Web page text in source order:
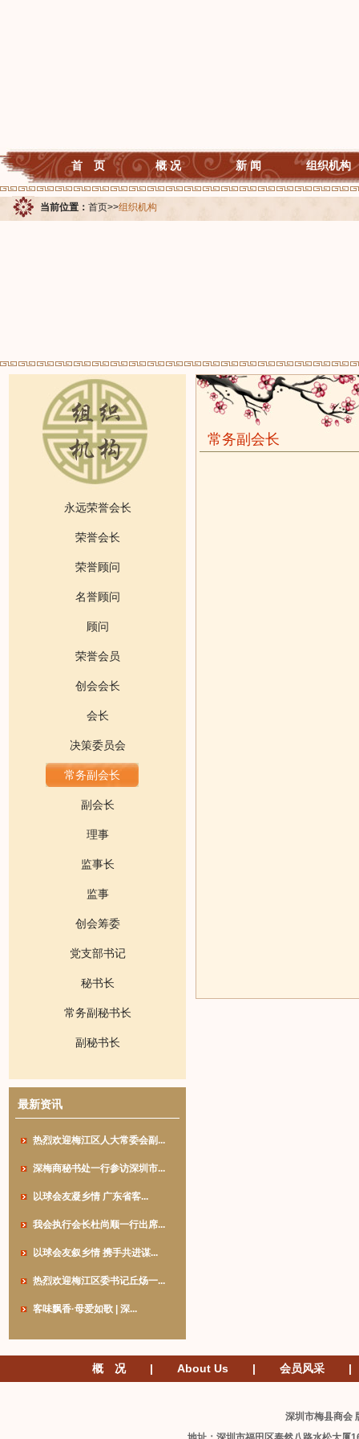
首 页 概 况 新 闻 组织机构
当前位置： 首页>>组织机构
永远荣誉会长
荣誉会长
荣誉顾问
名誉顾问
顾问
荣誉会员
创会会长
会长
决策委员会
常务副会长
副会长
理事
监事长
监事
创会筹委
党支部书记
秘书长
常务副秘书长
副秘书长
最新资讯
热烈欢迎梅江区人大常委会副...
深梅商秘书处一行参访深圳市...
以球会友凝乡情 广东省客...
我会执行会长杜尚顺一行出席...
以球会友叙乡情 携手共进谋...
热烈欢迎梅江区委书记丘炀一...
客味飘香·母爱如歌 | 深...
常务副会长
概 况 | About Us | 会员风采 |
深圳市梅县商